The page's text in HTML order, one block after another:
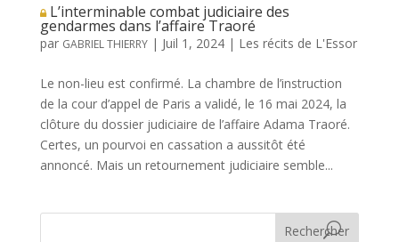
L’interminable combat judiciaire des
gendarmes dans l’affaire Traoré
par GABRIEL THIERRY| Juil 1, 2024| Les récits de L'Essor
Le non-lieu est confirmé. La chambre de l’instruction
de la cour d’appel de Paris a validé, le 16 mai 2024, la
clôture du dossier judiciaire de l’affaire Adama Traoré.
Certes, un pourvoi en cassation a aussitôt été
annoncé. Mais un retournement judiciaire semble...
Rechercher